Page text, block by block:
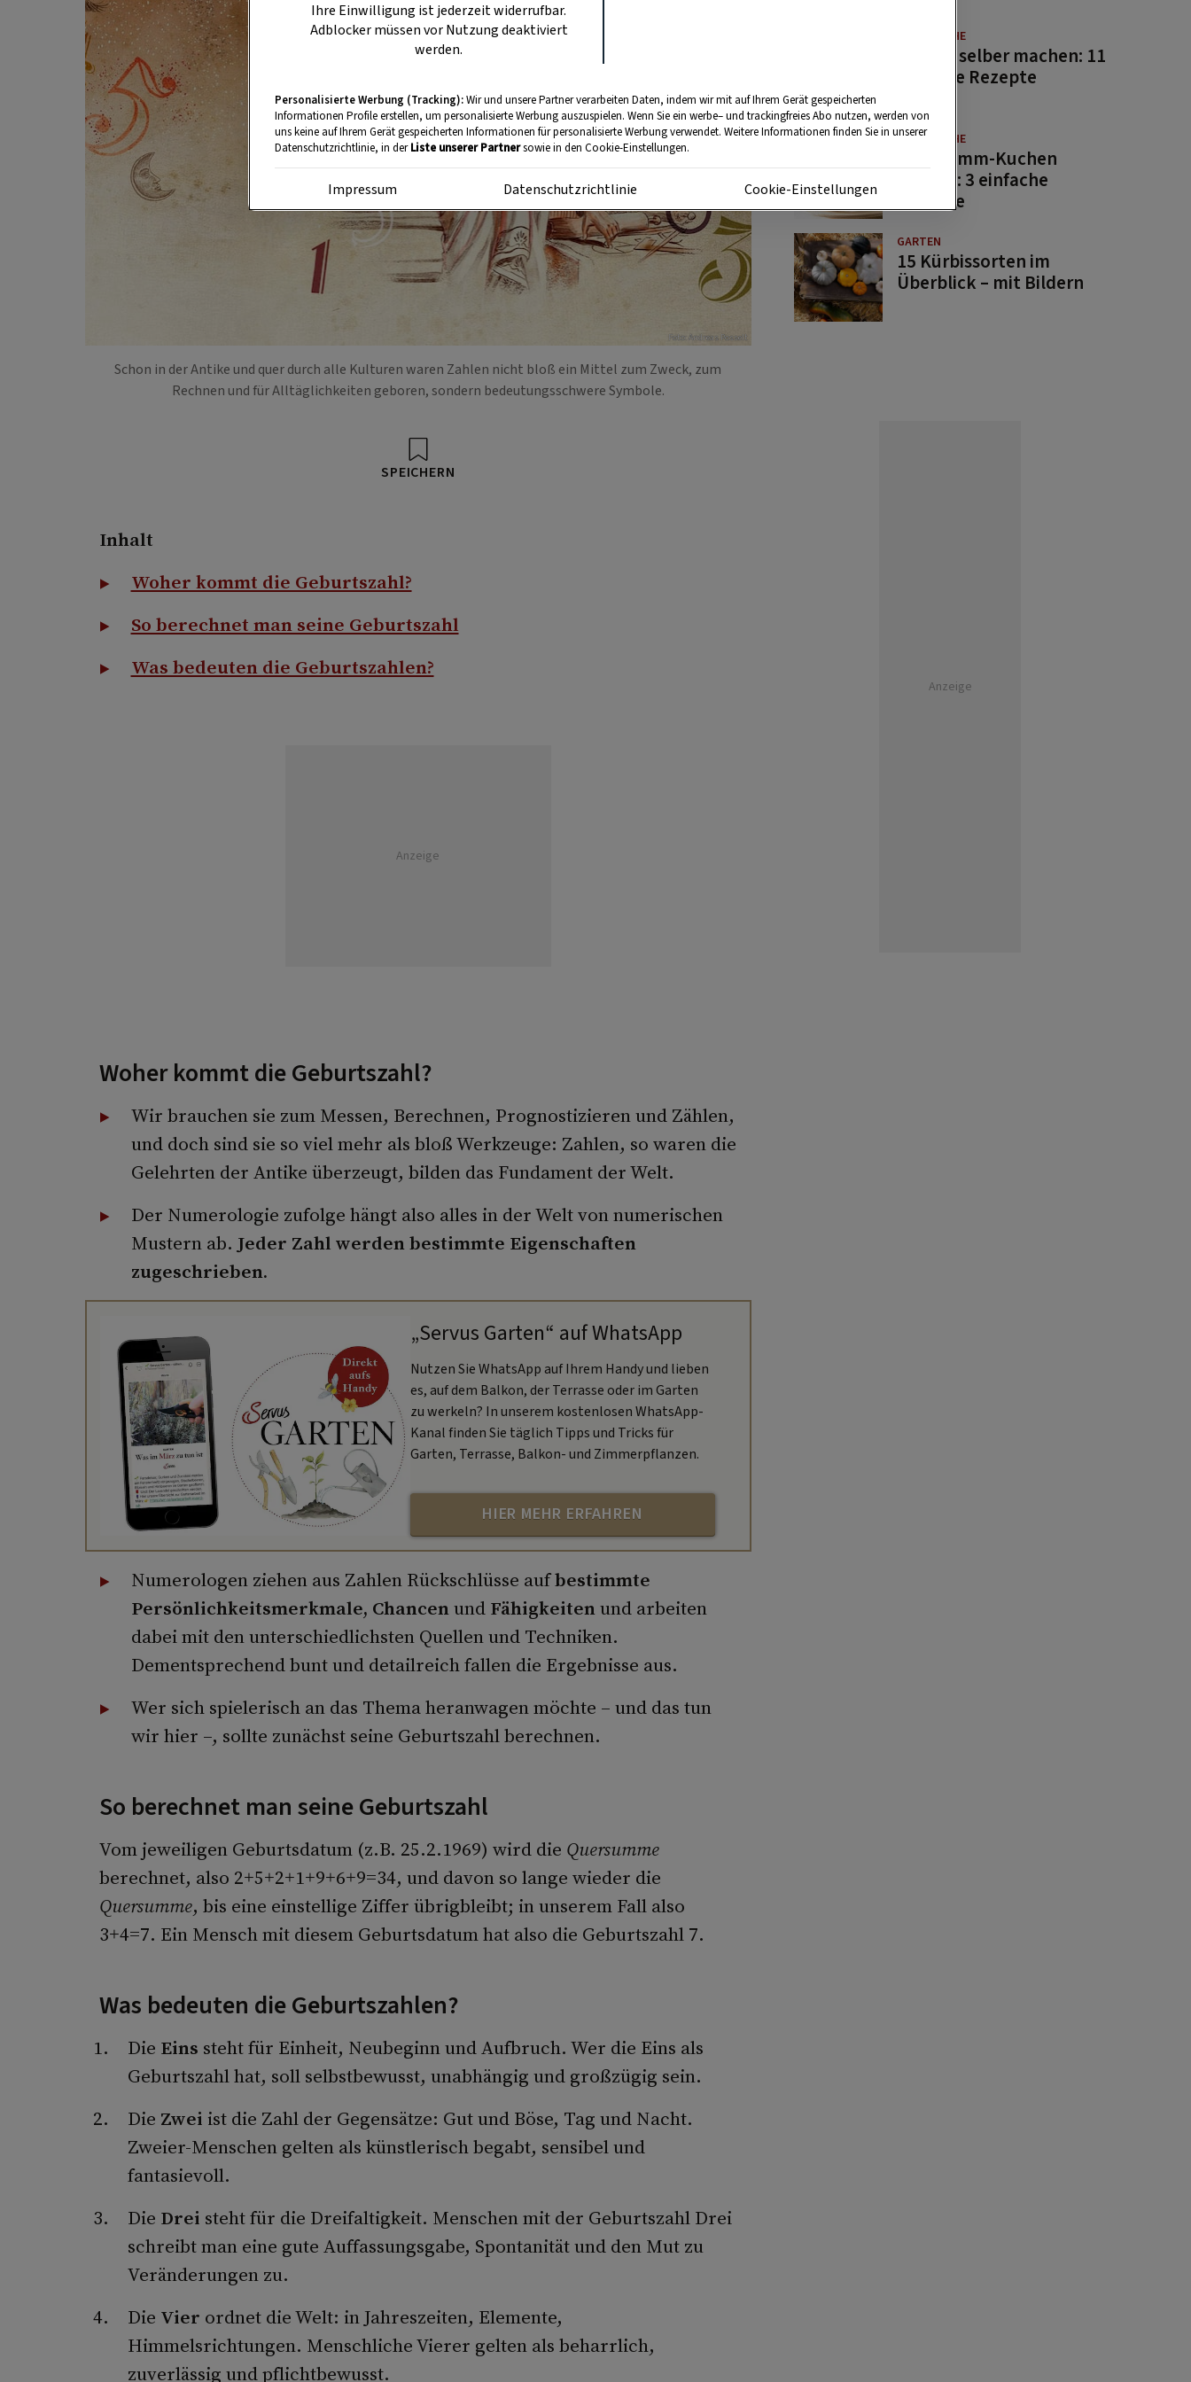
Foto: Andreas Posselt
Schon in der Antike und quer durch alle Kulturen waren Zahlen nicht bloß ein Mittel zum Zweck, zum
Rechnen und für Alltäglichkeiten geboren, sondern bedeutungsschwere Symbole.
SPEICHERN
Inhalt
Woher kommt die Geburtszahl?
So berechnet man seine Geburtszahl
Was bedeuten die Geburtszahlen?
Anzeige
Woher kommt die Geburtszahl?
Wir brauchen sie zum Messen, Berechnen, Prognostizieren und Zählen,
und doch sind sie so viel mehr als bloß Werkzeuge: Zahlen, so waren die
Gelehrten der Antike überzeugt, bilden das Fundament der Welt.
Der Numerologie zufolge hängt also alles in der Welt von numerischen
Mustern ab. Jeder Zahl werden bestimmte Eigenschaften
zugeschrieben.
„Servus Garten“ auf WhatsApp
Nutzen Sie WhatsApp auf Ihrem Handy und lieben
es, auf dem Balkon, der Terrasse oder im Garten
zu werkeln? In unserem kostenlosen WhatsApp-
Kanal finden Sie täglich Tipps und Tricks für
Garten, Terrasse, Balkon- und Zimmerpflanzen.
HIER MEHR ERFAHREN
Numerologen ziehen aus Zahlen Rückschlüsse aufbestimmte
Persönlichkeitsmerkmale, ChancenundFähigkeitenund arbeiten
dabei mit den unterschiedlichsten Quellen und Techniken.
Dementsprechend bunt und detailreich fallen die Ergebnisse aus.
Wer sich spielerisch an das Thema heranwagen möchte – und das tun
wir hier –, sollte zunächst seine Geburtszahl berechnen.
So berechnet man seine Geburtszahl
Vom jeweiligen Geburtsdatum (z.B. 25.2.1969) wird die Quersumme
berechnet, also 2+5+2+1+9+6+9=34, und davon so lange wieder die
Quersumme, bis eine einstellige Ziffer übrigbleibt; in unserem Fall also
3+4=7. Ein Mensch mit diesem Geburtsdatum hat also die Geburtszahl 7.
Was bedeuten die Geburtszahlen?
Die Eins steht für Einheit, Neubeginn und Aufbruch. Wer die Eins als
Geburtszahl hat, soll selbstbewusst, unabhängig und großzügig sein.
Die Zwei ist die Zahl der Gegensätze: Gut und Böse, Tag und Nacht.
Zweier-Menschen gelten als künstlerisch begabt, sensibel und
fantasievoll.
Die Drei steht für die Dreifaltigkeit. Menschen mit der Geburtszahl Drei
schreibt man eine gute Auffassungsgabe, Spontanität und den Mut zu
Veränderungen zu.
Die Vier ordnet die Welt: in Jahreszeiten, Elemente,
Himmelsrichtungen. Menschliche Vierer gelten als beharrlich,
zuverlässig und pflichtbewusst.
GUTE KÜCHE
Saucen selber machen: 11
beliebte Rezepte
GUTE KÜCHE
Osterlamm-Kuchen
backen: 3 einfache
Rezepte
GARTEN
15 Kürbissorten im
Überblick – mit Bildern
Anzeige
Ihre Einwilligung ist jederzeit widerrufbar.
Adblocker müssen vor Nutzung deaktiviert
werden.
Personalisierte Werbung (Tracking):Wir und unsere Partner verarbeiten Daten, indem wir mit auf Ihrem Gerät gespeicherten
Informationen Profile erstellen, um personalisierte Werbung auszuspielen. Wenn Sie ein werbe– und trackingfreies Abo nutzen, werden von
uns keine auf Ihrem Gerät gespeicherten Informationen für personalisierte Werbung verwendet. Weitere Informationen finden Sie in unserer
Datenschutzrichtlinie, in derListe unserer Partnersowie in den Cookie-Einstellungen.
Impressum Datenschutzrichtlinie Cookie-Einstellungen